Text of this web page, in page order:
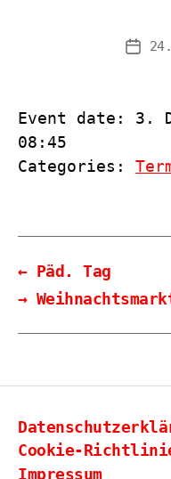
Event date: 3.
08:45
Categories:
← Päd. Tag
→
Cookie-
Impressum